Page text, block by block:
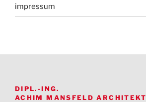
impressum
DIPL.-ING.
ACHIM MANSFELD ARCHITEKT